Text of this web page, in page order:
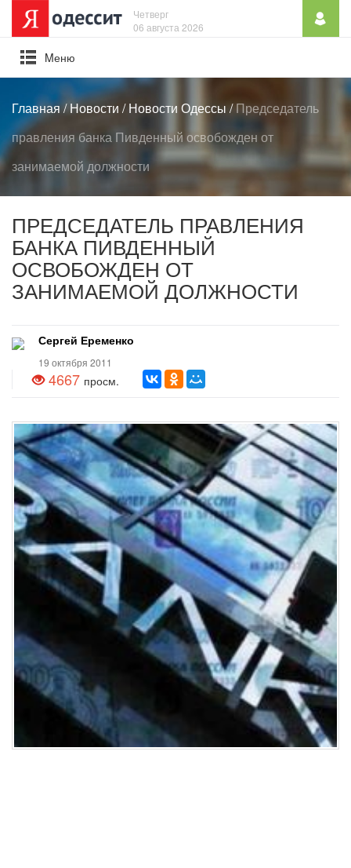
Четверг
06 августа 2026
Mеню
Главная/Новости /Новости Одессы/Председатель
правления банка Пивденный освобожден от
занимаемой должности
ПРЕДСЕДАТЕЛЬ ПРАВЛЕНИЯ
БАНКА ПИВДЕННЫЙ
ОСВОБОЖДЕН ОТ
ЗАНИМАЕМОЙ ДОЛЖНОСТИ
Сергей Еременко
19 октября 2011
4667 просм.